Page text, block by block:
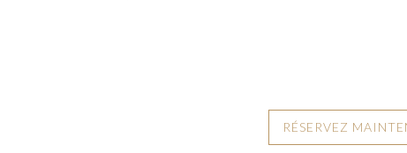
RÉSERVEZ